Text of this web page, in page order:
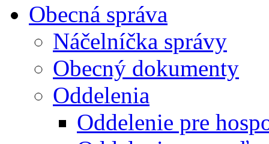
Obecná správa
Náčelníčka správy
Obecný dokumenty
Oddelenia
Oddelenie pre